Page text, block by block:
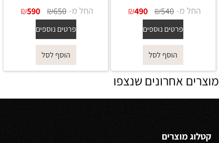
החל מ- ₪540
₪490
פרטים נוספים
הוסף לסל
החל מ- ₪650
₪590
פרטים נוספים
הוסף לסל
מוצרים אחרונים שנצפו
קטלוג מוצרים